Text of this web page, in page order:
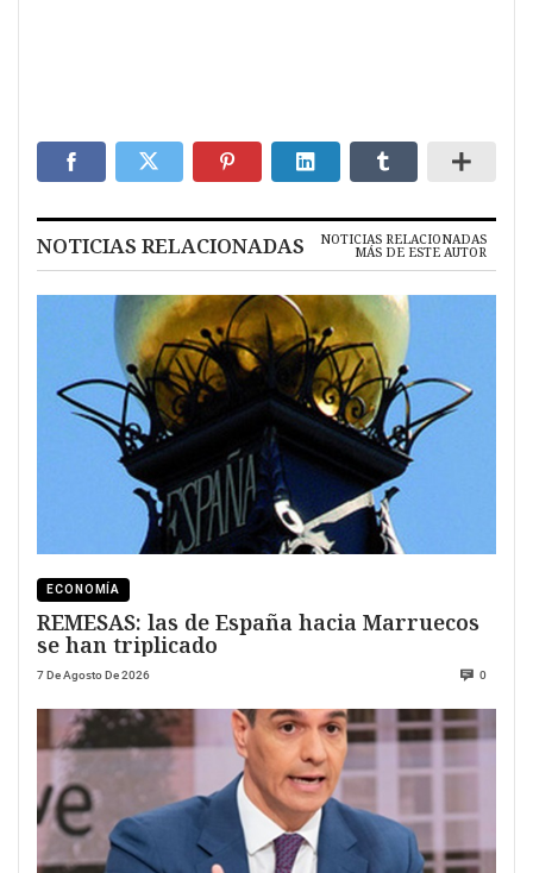
NOTICIAS RELACIONADAS NOTICIAS RELACIONADAS
MÁS DE ESTE AUTOR
ECONOMÍA
REMESAS: las de España hacia Marruecos
se han triplicado
7 De Agosto De 2026 0